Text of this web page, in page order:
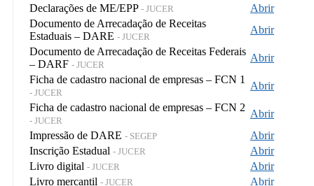
Declarações de ME/EPP - JUCER
Abrir
Documento de Arrecadação de Receitas
Estaduais – DARE - JUCER
Abrir
Documento de Arrecadação de Receitas Federais
– DARF - JUCER
Abrir
Ficha de cadastro nacional de empresas – FCN 1
- JUCER
Abrir
Ficha de cadastro nacional de empresas – FCN 2
- JUCER
Abrir
Impressão de DARE - SEGEP
Abrir
Inscrição Estadual - JUCER
Abrir
Livro digital - JUCER
Abrir
Livro mercantil - JUCER
Abrir